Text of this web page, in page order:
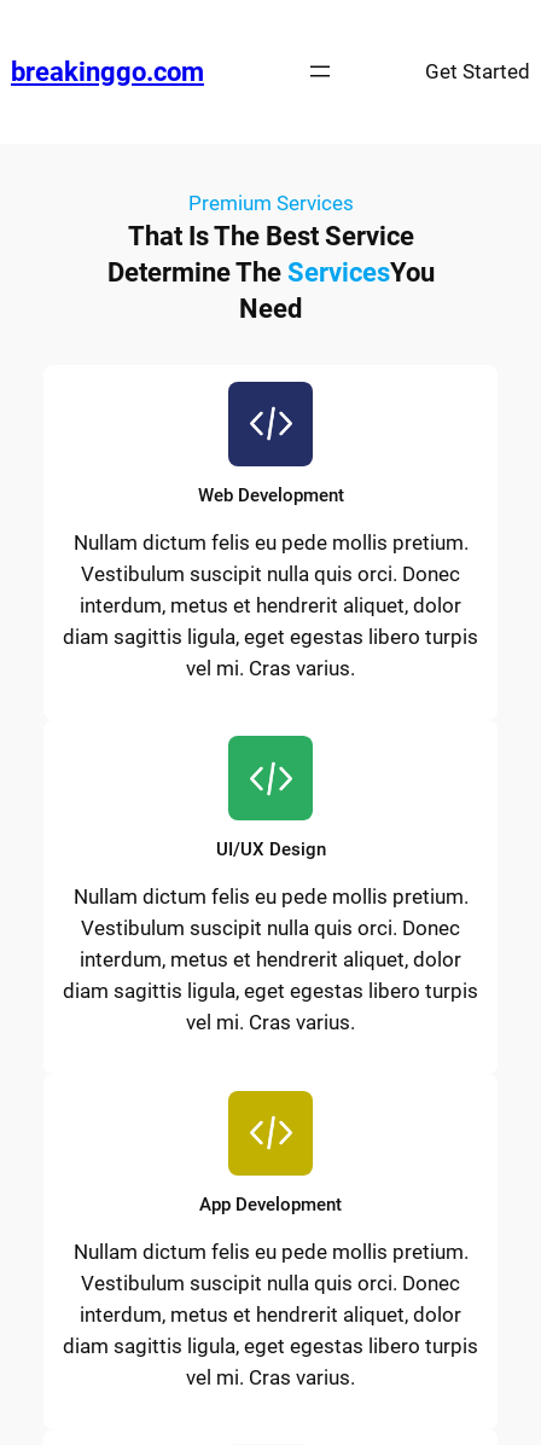
breakinggo.com Get Started
Premium Services
That Is The Best Service
Determine The ServicesYou
Need
Web Development
Nullam dictum felis eu pede mollis pretium.
Vestibulum suscipit nulla quis orci. Donec
interdum, metus et hendrerit aliquet, dolor
diam sagittis ligula, eget egestas libero turpis
vel mi. Cras varius.
UI/UX Design
Nullam dictum felis eu pede mollis pretium.
Vestibulum suscipit nulla quis orci. Donec
interdum, metus et hendrerit aliquet, dolor
diam sagittis ligula, eget egestas libero turpis
vel mi. Cras varius.
App Development
Nullam dictum felis eu pede mollis pretium.
Vestibulum suscipit nulla quis orci. Donec
interdum, metus et hendrerit aliquet, dolor
diam sagittis ligula, eget egestas libero turpis
vel mi. Cras varius.